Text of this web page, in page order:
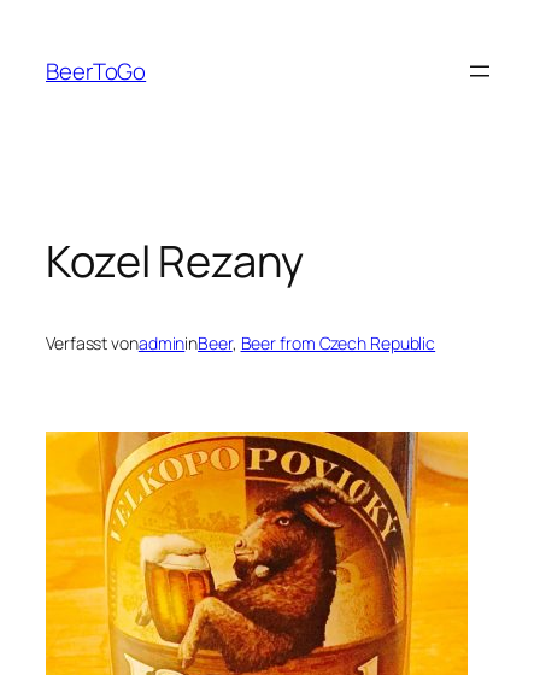
springen
BeerToGo
Kozel Rezany
Verfasst vonadmininBeer, Beer from Czech Republic